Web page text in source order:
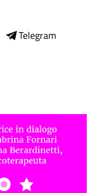
Telegram